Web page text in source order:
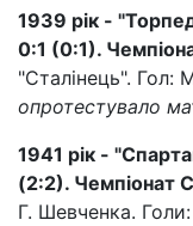
1939 рік -
0:1 (0:1).
"Сталінець". Гол:
опротестувало
1941 рік -
(2:2). Чемпіонат
Г. Шевченка.